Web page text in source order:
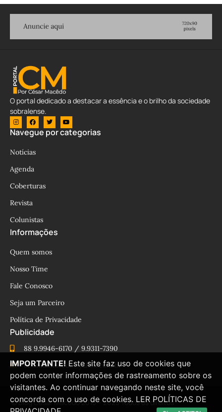
O portal dedicado a destacar a essência e o brilho da sociedade
sobralense.
Navegue por categorias
Notícias
Agenda
Coberturas
Revista
Colunistas
Informações
Quem somos
Nosso Time
Fale Conosco
Seja um Parceiro
Política de Privacidade
Publicidade
88 9.9946-6170 / 9.9311-7390
cesinhamacedo@yahoo.com.br
© Blog César Macêdo 2015 – 2025 Todos os direitos
IMPORTANTE! Este site faz uso de cookies que
podem conter informações de rastreamento sobre os
visitantes. Ao continuar navegando neste site, você
concorda com o uso de cookies. LER POLÍTICAS DE